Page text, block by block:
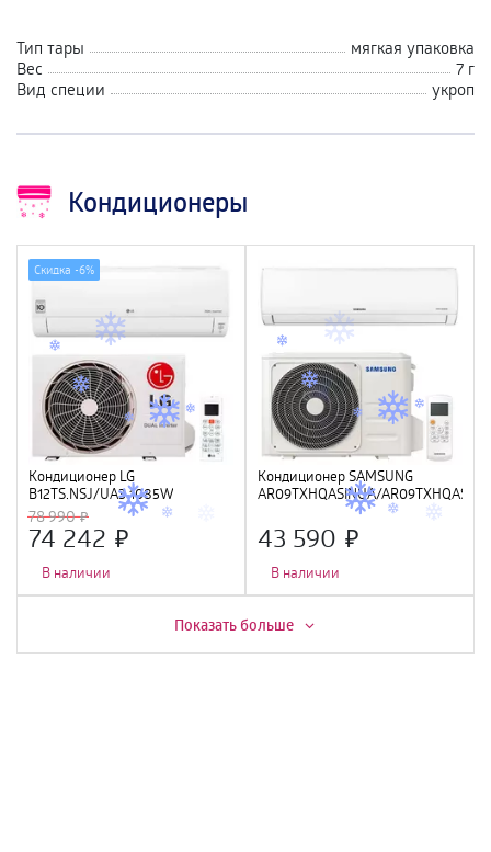
Тип тары
мягкая упаковка
Вес
7 г
Вид специи
укроп
Кондиционеры
Кондиционер LG
B12TS.NSJ/UA3 1085W
78 990
74 242
В наличии
Скидка -6%
Кондиционер SAMSUNG
AR09TXHQASINUA/
43 590
В наличии
Скидка - 13%
Показать больше